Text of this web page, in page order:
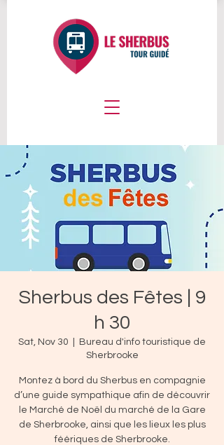
Sherbus des Fêtes | 9
h 30
Sat, Nov 30
Bureau d'info touristique de
Sherbrooke
Montez à bord du Sherbus en compagnie
d’une guide sympathique afin de découvrir
le Marché de Noël du marché de la Gare
de Sherbrooke, ainsi que les lieux les plus
féériques de Sherbrooke.